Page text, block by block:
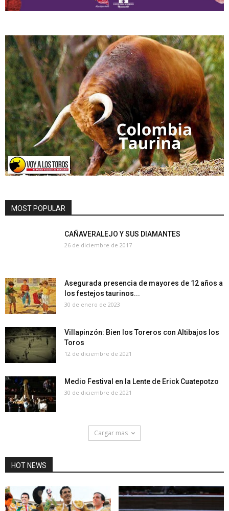
MOST POPULAR
CAÑAVERALEJO Y SUS DIAMANTES
26 de diciembre de 2017
Asegurada presencia de mayores de 12 años a
los festejos taurinos...
30 de enero de 2023
Villapinzón: Bien los Toreros con Altibajos los
Toros
12 de diciembre de 2021
Medio Festival en la Lente de Erick Cuatepotzo
30 de diciembre de 2021
Cargar mas
HOT NEWS